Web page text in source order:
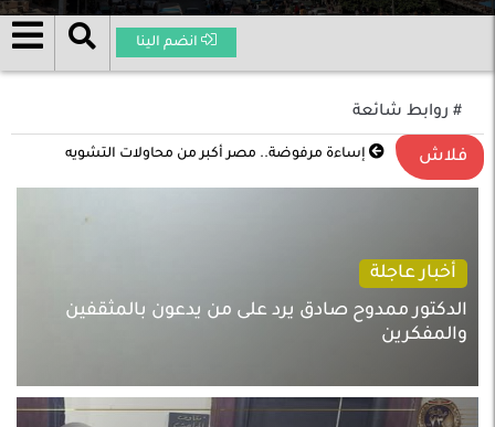
انضم الينا
# روابط شائعة
فلاش
تصعيد غير مسبوق في الشرق الأوسط .. الحرب بين
أخبار عاجلة
الدكتور ممدوح صادق يرد على من يدعون بالمثقفين
والمفكرين